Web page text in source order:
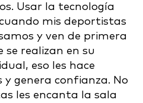
Usar la tecnología
mis deportistas
y ven de primera
se realizan en su
eso les hace
genera confianza. No
les encanta la sala